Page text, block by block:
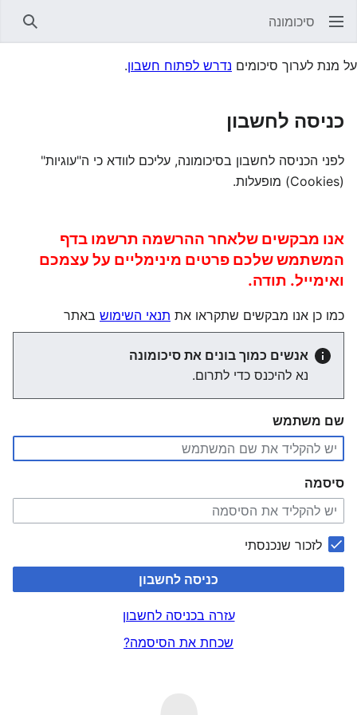
סיכומונה
על מנת לערוך סיכומים נדרש לפתוח חשבון.
כניסה לחשבון
לפני הכניסה לחשבון בסיכומונה, עליכם לוודא כי ה"עוגיות"
(Cookies) מופעלות.
אנו מבקשים שלאחר ההרשמה תרשמו בדף
המשתמש שלכם פרטים מינימליים על עצמכם
ואימייל. תודה.
כמו כן אנו מבקשים שתקראו את תנאי השימוש באתר
אנשים כמוך בונים את סיכומונה
נא להיכנס כדי לתרום.
שם משתמש
סיסמה
לזכור שנכנסתי
כניסה לחשבון
עזרה בכניסה לחשבון
שכחת את הסיסמה?